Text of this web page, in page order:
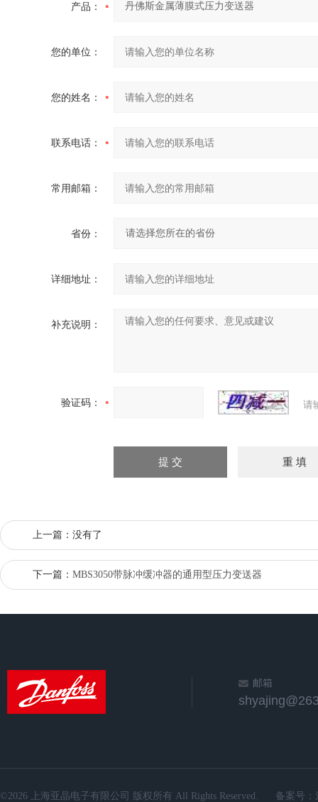
产品：
您的单位：
您的姓名：
联系电话：
常用邮箱：
省份：
详细地址：
补充说明：
验证码： 请
上一篇：没有了
下一篇： MBS3050带脉冲缓冲器的通用型压力变送器
邮箱
©2026 上海亚晶电子有限公司 版权所有 All Rights Reserved. 备案号：